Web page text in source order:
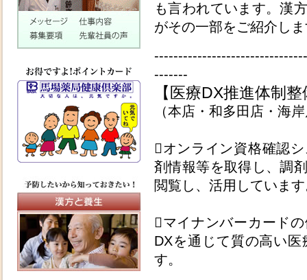
も言われています。漢
がその一部をご紹介し
-------
【医療DX推進体制
（本店・和多田店・海
オンライン資格確認
剤情報等を取得し、調
閲覧し、活用していま
マイナンバーカード
DXを通じて質の高い
す。